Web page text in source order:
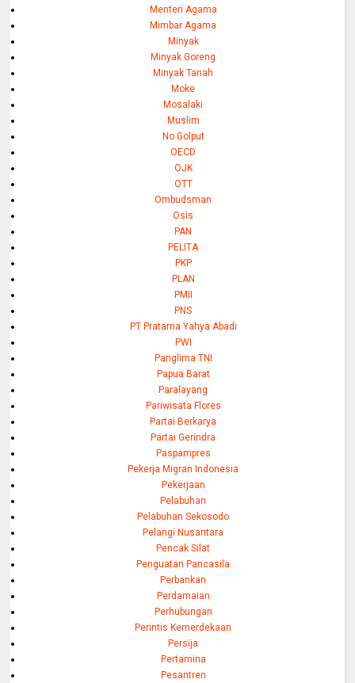
Menteri Agama
Mimbar Agama
Minyak
Minyak Goreng
Minyak Tanah
Moke
Mosalaki
Muslim
No Golput
OECD
OJK
OTT
Ombudsman
Osis
PAN
PELITA
PKP
PLAN
PMII
PNS
PT Pratama Yahya Abadi
PWI
Panglima TNI
Papua Barat
Paralayang
Pariwisata Flores
Partai Berkarya
Partai Gerindra
Paspampres
Pekerja Migran Indonesia
Pekerjaan
Pelabuhan
Pelabuhan Sekosodo
Pelangi Nusantara
Pencak Silat
Penguatan Pancasila
Perbankan
Perdamaian
Perhubungan
Perintis Kemerdekaan
Persija
Pertamina
Pesantren